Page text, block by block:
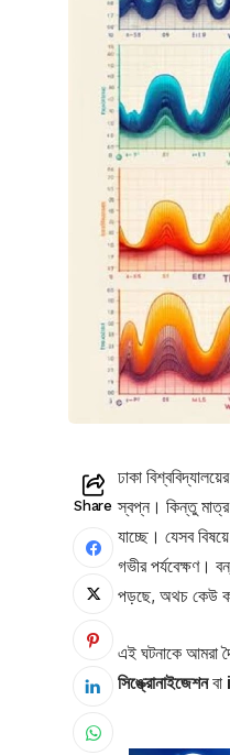
Share
ঢাকা
স্বপ্ন। কিন্তু মাত্র
যাচ্ছে। যেসব
গভীর পর্যবেক্ষণ।
পড়ছে, অথচ কেউ
এই ঘটনাকে আমরা
সিঙ্ক্রোনাইজেশনবা